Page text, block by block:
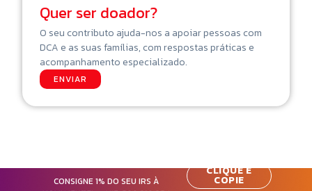
Quer ser doador?
O seu contributo ajuda-nos a apoiar pessoas com
DCA e as suas famílias, com respostas práticas e
acompanhamento especializado.
ENVIAR
CONSIGNE 1% DO SEU IRS À
CLIQUE E
COPIE